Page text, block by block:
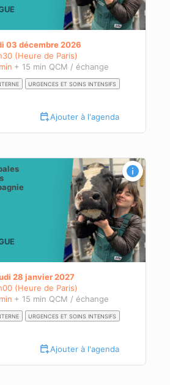
03 décembre 2026
(Heure de Paris)
+ 15 min QCM / échange
URGENCES ET SOINS INTENSIFS
Ajouter à l'agenda
28 janvier 2027
(Heure de Paris)
+ 15 min QCM / échange
URGENCES ET SOINS INTENSIFS
Ajouter à l'agenda